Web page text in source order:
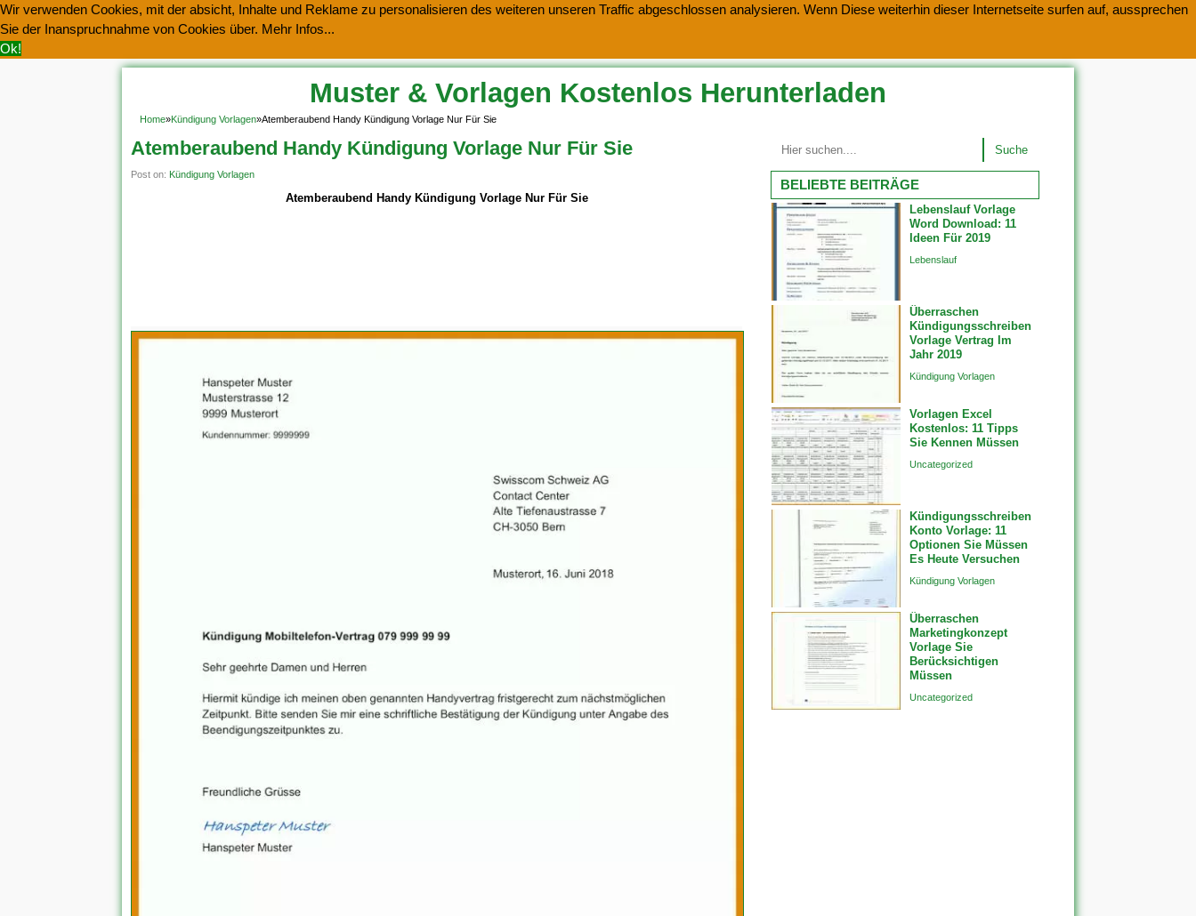
Wir verwenden Cookies, mit der absicht, Inhalte und Reklame zu personalisieren des weiteren unseren Traffic abgeschlossen analysieren. Wenn Diese weiterhin dieser Internetseite surfen auf, aussprechen
Sie der Inanspruchnahme von Cookies über. Mehr Infos...
Ok!
Muster & Vorlagen Kostenlos Herunterladen
Home»Kündigung Vorlagen»Atemberaubend Handy Kündigung Vorlage Nur Für Sie
Atemberaubend Handy Kündigung Vorlage Nur Für Sie
Post on: Kündigung Vorlagen
Atemberaubend Handy Kündigung Vorlage Nur Für Sie
Suche
BELIEBTE BEITRÄGE
Lebenslauf Vorlage
Word Download: 11
Ideen Für 2019
Lebenslauf
Überraschen
Kündigungsschreiben
Vorlage Vertrag Im
Jahr 2019
Kündigung Vorlagen
Vorlagen Excel
Kostenlos: 11 Tipps
Sie Kennen Müssen
Uncategorized
Kündigungsschreiben
Konto Vorlage: 11
Optionen Sie Müssen
Es Heute Versuchen
Kündigung Vorlagen
Überraschen
Marketingkonzept
Vorlage Sie
Berücksichtigen
Müssen
Uncategorized